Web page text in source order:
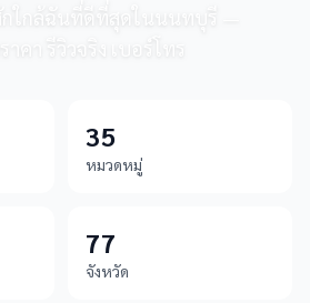
กใกล้ฉันที่ดีที่สุดในนนทบุรี —
าคา รีวิวจริง เบอร์โทร
35
หมวดหมู่
77
จังหวัด